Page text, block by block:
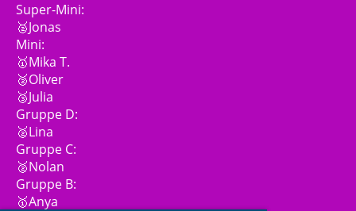
Super-Mini:
🥈Jonas
Mini:
🥇Mika T.
🥈Oliver
🥉Julia
Gruppe D:
🥈Lina
Gruppe C:
🥈Nolan
Gruppe B:
🥇Anya